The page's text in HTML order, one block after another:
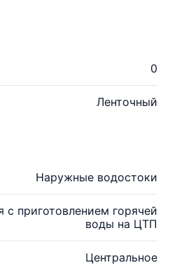
0
Ленточный
Наружные водостоки
с приготовлением горячей
воды на ЦТП
Центральное